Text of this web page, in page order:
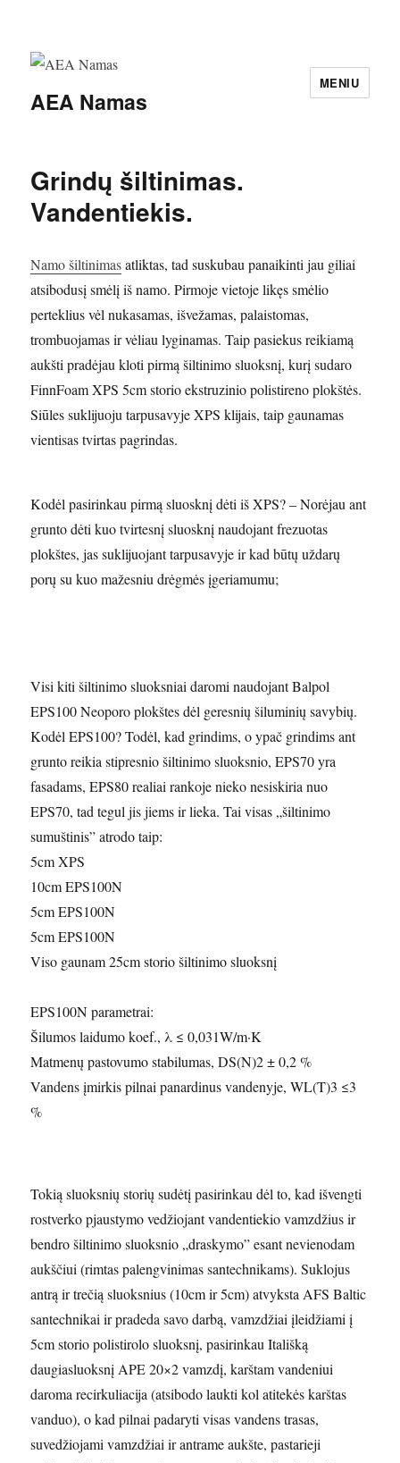
AEA Namas
MENIU
Grindų šiltinimas.
Vandentiekis.
Namo šiltinimasatliktas, tad suskubau panaikinti jau giliai
atsibodusį smėlį iš namo. Pirmoje vietoje likęs smėlio
perteklius vėl nukasamas, išvežamas, palaistomas,
trombuojamas ir vėliau lyginamas. Taip pasiekus reikiamą
aukšti pradėjau kloti pirmą šiltinimo sluoksnį, kurį sudaro
FinnFoam XPS 5cm storio ekstruzinio polistireno plokštės.
Siūles suklijuoju tarpusavyje XPS klijais, taip gaunamas
vientisas tvirtas pagrindas.
Kodėl pasirinkau pirmą sluosknį dėti iš XPS? – Norėjau ant
grunto dėti kuo tvirtesnį sluosknį naudojant frezuotas
plokštes, jas suklijuojant tarpusavyje ir kad būtų uždarų
porų su kuo mažesniu drėgmės įgeriamumu;
Visi kiti šiltinimo sluoksniai daromi naudojant Balpol
EPS100 Neoporo plokštes dėl geresnių šiluminių savybių.
Kodėl EPS100? Todėl, kad grindims, o ypač grindims ant
grunto reikia stipresnio šiltinimo sluoksnio, EPS70 yra
fasadams, EPS80 realiai rankoje nieko nesiskiria nuo
EPS70, tad tegul jis jiems ir lieka. Tai visas „šiltinimo
sumuštinis” atrodo taip:
5cm XPS
10cm EPS100N
5cm EPS100N
5cm EPS100N
Viso gaunam 25cm storio šiltinimo sluoksnį
EPS100N parametrai:
Šilumos laidumo koef., λ ≤ 0,031W/m·K
Matmenų pastovumo stabilumas, DS(N)2 ± 0,2 %
Vandens įmirkis pilnai panardinus vandenyje, WL(T)3 ≤3
%
Tokią sluoksnių storių sudėtį pasirinkau dėl to, kad išvengti
rostverko pjaustymo vedžiojant vandentiekio vamzdžius ir
bendro šiltinimo sluoksnio „draskymo” esant nevienodam
aukščiui (rimtas palengvinimas santechnikams). Suklojus
antrą ir trečią sluoksnius (10cm ir 5cm) atvyksta AFS Baltic
santechnikai ir pradeda savo darbą, vamzdžiai įleidžiami į
5cm storio polistirolo sluoksnį, pasirinkau Itališką
daugiasluoksnį APE 20×2 vamzdį, karštam vandeniui
daroma recirkuliacija (atsibodo laukti kol atitekės karštas
vanduo), o kad pilnai padaryti visas vandens trasas,
suvedžiojami vamzdžiai ir antrame aukšte, pastarieji